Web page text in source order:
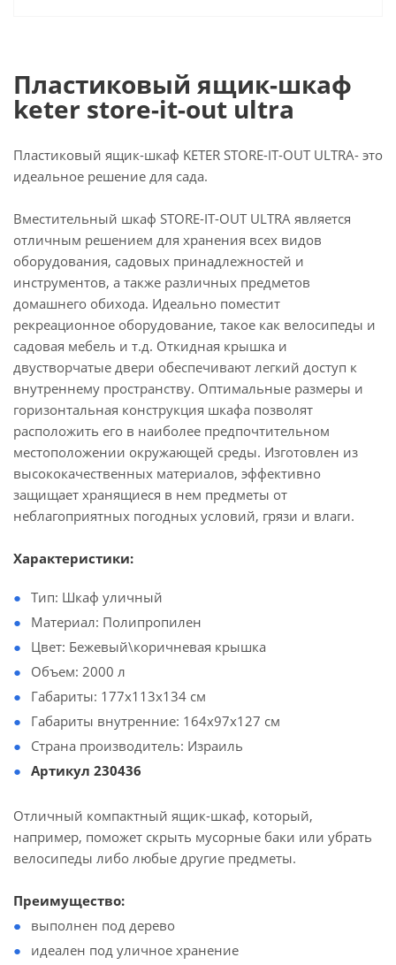
Пластиковый ящик-шкаф
keter store-it-out ultra
Пластиковый ящик-шкаф KETER STORE-IT-OUT ULTRA- это
идеальное решение для сада.
Вместительный шкаф STORE-IT-OUT ULTRA является
отличным решением для хранения всех видов
оборудования, садовых принадлежностей и
инструментов, а также различных предметов
домашнего обихода. Идеально поместит
рекреационное оборудование, такое как велосипеды и
садовая мебель и т.д. Откидная крышка и
двустворчатые двери обеспечивают легкий доступ к
внутреннему пространству. Оптимальные размеры и
горизонтальная конструкция шкафа позволят
расположить его в наиболее предпочтительном
местоположении окружающей среды. Изготовлен из
высококачественных материалов, эффективно
защищает хранящиеся в нем предметы от
неблагоприятных погодных условий, грязи и влаги.
Характеристики:
Тип: Шкаф уличный
Материал: Полипропилен
Цвет: Бежевый\коричневая крышка
Объем: 2000 л
Габариты: 177x113x134 см
Габариты внутренние: 164х97х127 см
Страна производитель: Израиль
Артикул 230436
Отличный компактный ящик-шкаф, который,
например, поможет скрыть мусорные баки или убрать
велосипеды либо любые другие предметы.
Преимущество:
выполнен под дерево
идеален под уличное хранение